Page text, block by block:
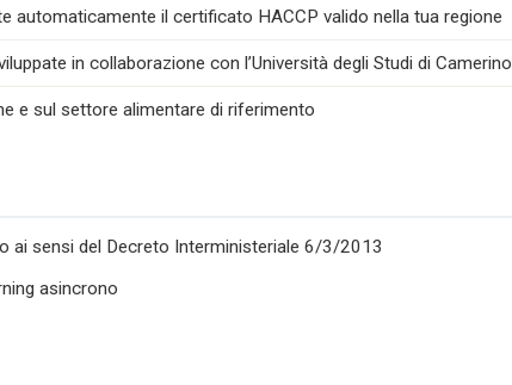
il certificato HACCP valido nella tua regione
in collaborazione con l’Università degli Studi di Camerino
e sul settore alimentare di riferimento
ai sensi del Decreto Interministeriale 6/3/2013
asincrono